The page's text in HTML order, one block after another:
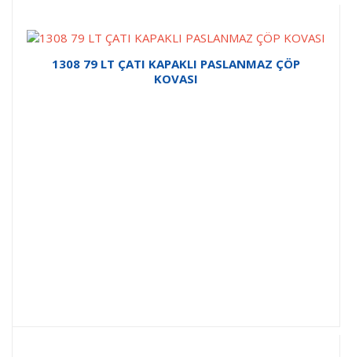
1308 79 LT ÇATI KAPAKLI PASLANMAZ ÇÖP
KOVASI